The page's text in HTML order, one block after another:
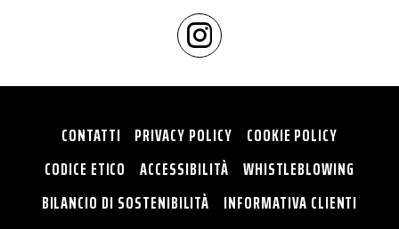
CONTATTI PRIVACY POLICY COOKIE POLICY
CODICE ETICO
ACCESSIBILITÀ WHISTLEBLOWING
BILANCIO DI SOSTENIBILITÀ INFORMATIVA CLIENTI